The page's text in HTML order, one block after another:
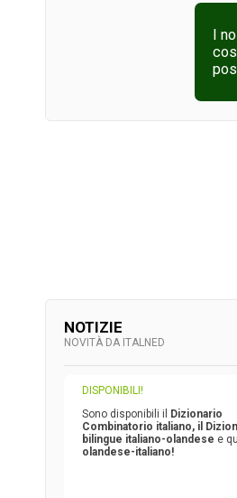
I
NOTIZIE
NOVITÀ DA ITALNED
DISPONIBILI!
Sono disponibili il
Dizionario
Combinatorio italiano, il
bilingue italiano-olandese e
o landese-italiano!